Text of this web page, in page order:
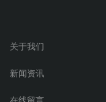
关于我们
新闻资讯